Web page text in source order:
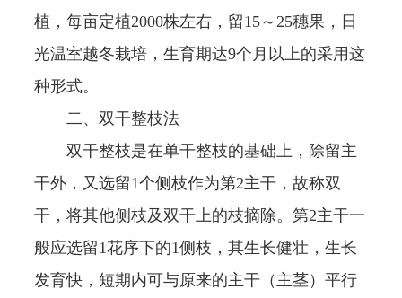
植，每亩定植2000株左右，留15～25穗果，日
光温室越冬栽培，生育期达9个月以上的采用这
种形式。
二、双干整枝法
双干整枝是在单干整枝的基础上，除留主
干外，又选留1个侧枝作为第2主干，故称双
干，将其他侧枝及双干上的枝摘除。第2主干一
般应选留1花序下的1侧枝，其生长健壮，生长
发育快，短期内可与原来的主干（主茎）平行